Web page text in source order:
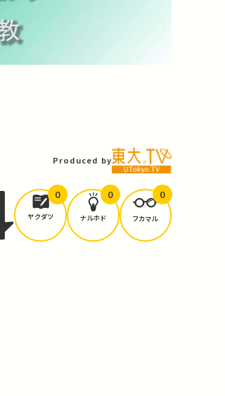
Produced by
ヤクダツ
0
ナルホド
0
フカマル
0